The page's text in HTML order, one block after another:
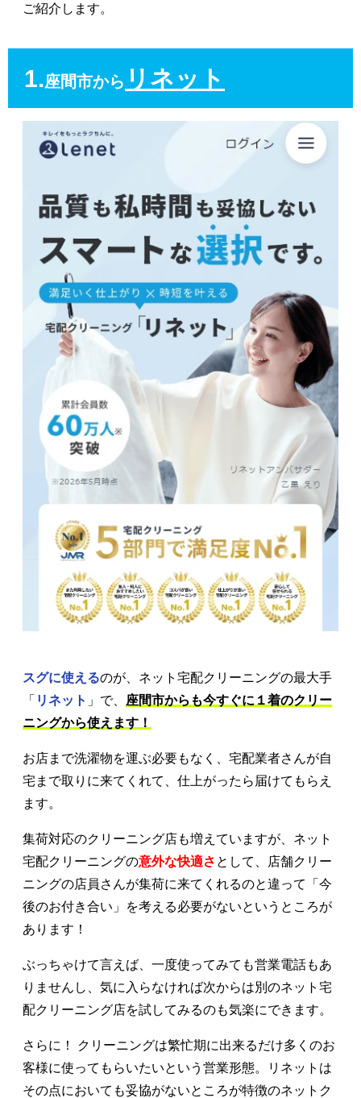
ご紹介します。
1.座間市から リネット
スグに使えるのが、ネット宅配クリーニングの最大手
「 リネット 」で、 座間市からも今すぐに１着のクリー
ニングから使えます！
お店まで洗濯物を運ぶ必要もなく、宅配業者さんが自
宅まで取りに来てくれて、仕上がったら届けてもらえ
ます。
集荷対応のクリーニング店も増えていますが、ネット
宅配クリーニングの意外な快適さ として、店舗クリー
ニングの店員さんが集荷に来てくれるのと違って「今
後のお付き合い」を考える必要がないというところが
あります！
ぶっちゃけて言えば、一度使ってみても営業電話もあ
りませんし、気に入らなければ次からは別のネット宅
配クリーニング店を試してみるのも気楽にできます。
さらに！ クリーニングは繁忙期に出来るだけ多くのお
客様に使ってもらいたいという営業形態。リネットは
その点においても妥協がないところが特徴のネットク